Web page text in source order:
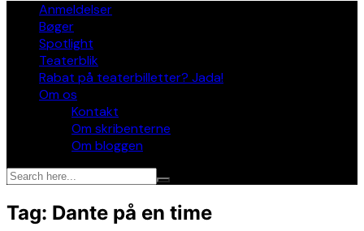
Anmeldelser
Bøger
Spotlight
Teaterblik
Rabat på teaterbilletter? Jada!
Om os
Kontakt
Om skribenterne
Om bloggen
Tag: Dante på en time